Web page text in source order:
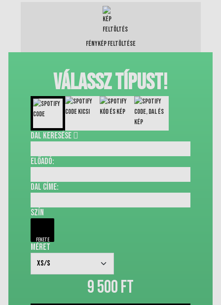
Fénykép feltöltése
Válassz típust!
Dal keresése
Előadó:
Dal címe:
szín
Fekete
méret
XS/S
9 500 Ft